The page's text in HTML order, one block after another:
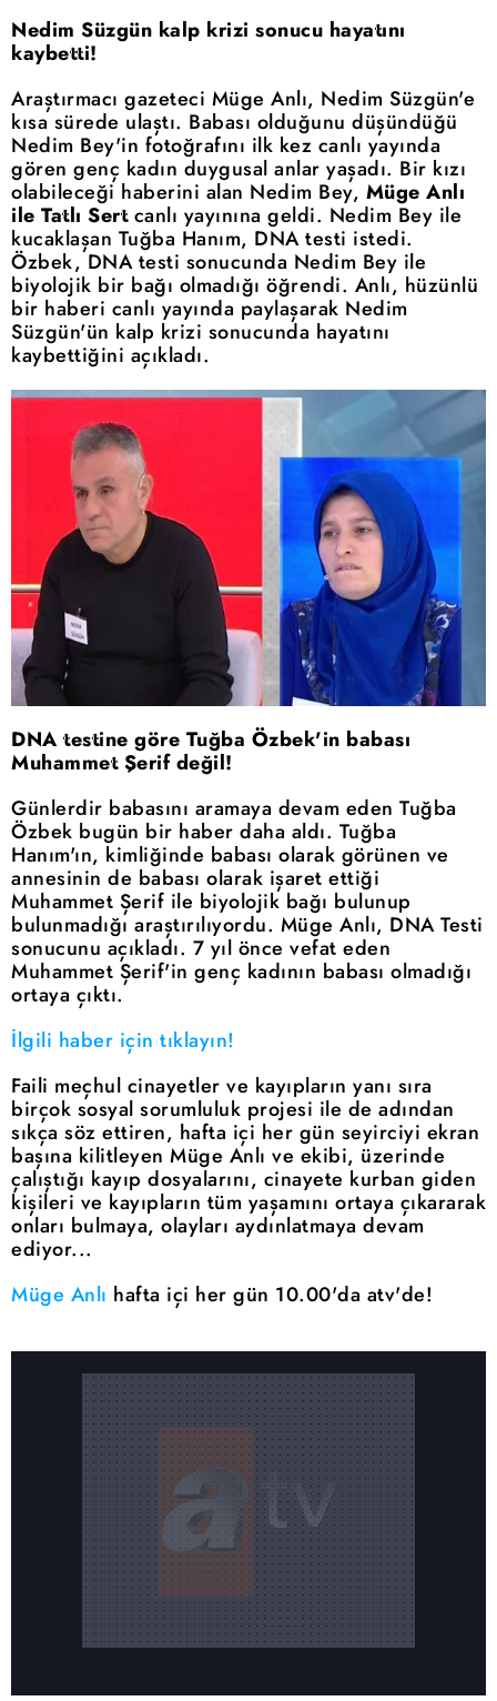
Nedim Süzgün kalp krizi sonucu hayatını
kaybetti!
Araştırmacı gazeteci Müge Anlı, Nedim Süzgün'e
kısa sürede ulaştı. Babası olduğunu düşündüğü
Nedim Bey'in fotoğrafını ilk kez canlı yayında
gören genç kadın duygusal anlar yaşadı. Bir kızı
olabileceği haberini alan Nedim Bey, Müge Anlı
ile Tatlı Sertcanlı yayınına geldi. Nedim Bey ile
kucaklaşan Tuğba Hanım, DNA testi istedi.
Özbek, DNA testi sonucunda Nedim Bey ile
biyolojik bir bağı olmadığı öğrendi. Anlı, hüzünlü
bir haberi canlı yayında paylaşarak Nedim
Süzgün'ün kalp krizi sonucunda hayatını
kaybettiğini açıkladı.
DNA testine göre Tuğba Özbek'in babası
Muhammet Şerif değil!
Günlerdir babasını aramaya devam eden Tuğba
Özbek bugün bir haber daha aldı. Tuğba
Hanım'ın, kimliğinde babası olarak görünen ve
annesinin de babası olarak işaret ettiği
Muhammet Şerif ile biyolojik bağı bulunup
bulunmadığı araştırılıyordu. Müge Anlı, DNA Testi
sonucunu açıkladı. 7 yıl önce vefat eden
Muhammet Şerif'in genç kadının babası olmadığı
ortaya çıktı.
İlgili haber için tıklayın!
Faili meçhul cinayetler ve kayıpların yanı sıra
birçok sosyal sorumluluk projesi ile de adından
sıkça söz ettiren, hafta içi her gün seyirciyi ekran
başına kilitleyen Müge Anlı ve ekibi, üzerinde
çalıştığı kayıp dosyalarını, cinayete kurban giden
kişileri ve kayıpların tüm yaşamını ortaya çıkararak
onları bulmaya, olayları aydınlatmaya devam
ediyor...
Müge Anlı hafta içi her gün 10.00'da atv'de!